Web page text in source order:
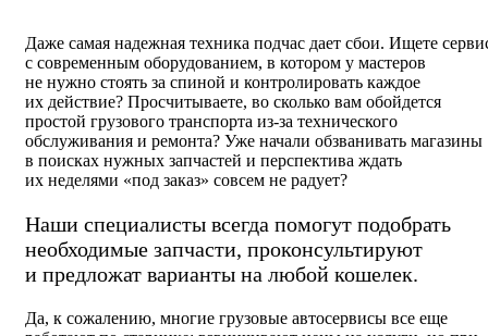
Даже самая надежная техника подчас дает сбои. Ищете
с современным оборудованием, в котором у мастеров
не нужно стоять за спиной и контролировать каждое
их действие? Просчитываете, во сколько вам обойдется
простой грузового транспорта из-за технического
обслуживания и ремонта? Уже начали обзванивать магазины
в поисках нужных запчастей и перспектива ждать
их неделями «под заказ» совсем не радует?
Наши специалисты всегда помогут подобрать
необходимые запчасти, проконсультируют
и предложат варианты на любой кошелек.
Да, к сожалению, многие грузовые автосервисы все еще